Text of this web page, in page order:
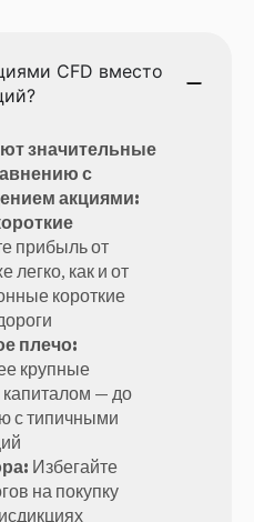
CFD вместо
значительные
с
акциями:
прибыль от
легко, как и от
короткие
плечо:
крупные
— до
с типичными
Избегайте
на покупку